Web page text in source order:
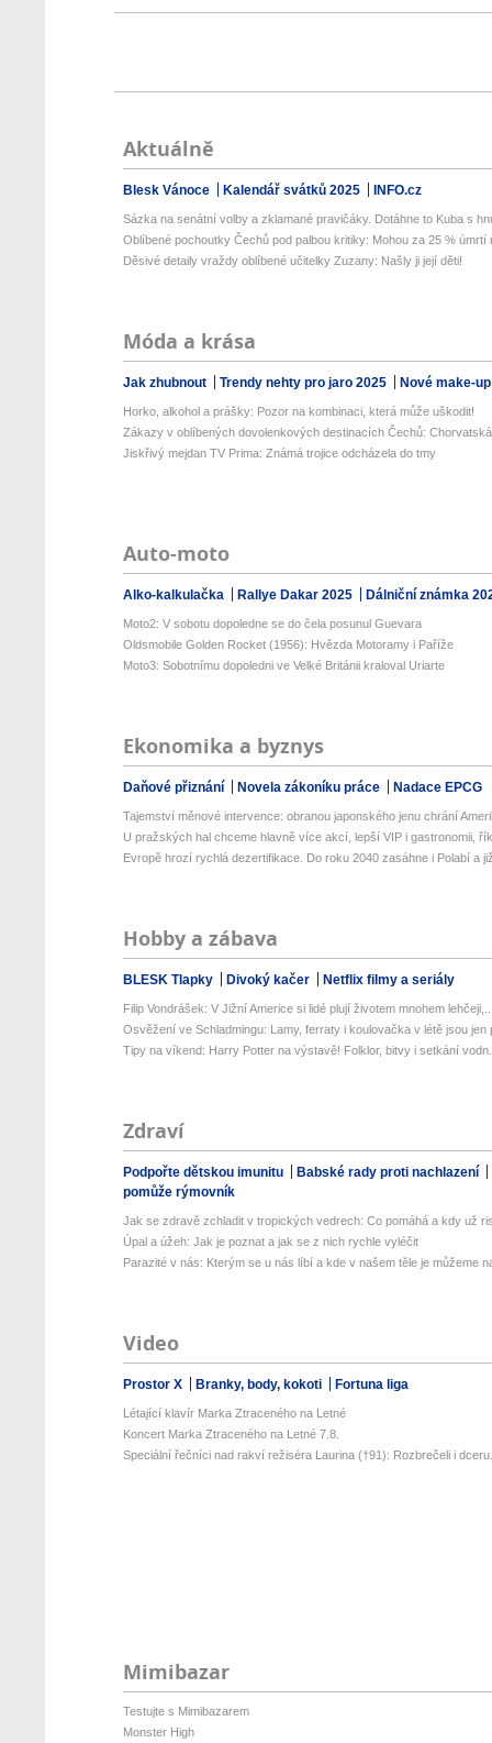
Aktuálně
Blesk Vánoce Kalendář svátků 2025 INFO.cz
Sázka na senátní volby a zklamané pravičáky. Dotáhne to Kuba s
Oblíbené pochoutky Čechů pod palbou kritiky: Mohou za 25 % úmrtí
Děsivé detaily vraždy oblíbené učitelky Zuzany: Našly ji její děti!
Móda a krása
Jak zhubnout Trendy nehty pro jaro 2025 Nové make-
Horko, alkohol a prášky: Pozor na kombinaci, která může uškodit!
Zákazy v oblíbených dovolenkových destinacích Čechů:
Jiskřivý mejdan TV Prima: Známá trojice odcházela do tmy
Auto-moto
Alko-kalkulačka Rallye Dakar 2025 Dálniční známka
Moto2: V sobotu dopoledne se do čela posunul Guevara
Oldsmobile Golden Rocket (1956): Hvězda Motoramy i Paříže
Moto3: Sobotnímu dopoledni ve Velké Británii kraloval Uriarte
Ekonomika a byznys
Daňové přiznání Novela zákoníku práce Nadace EPCG
Tajemství měnové intervence: obranou japonského jenu chrání
U pražských hal chceme hlavně více akcí, lepší VIP i gastronomii,
Evropě hrozí rychlá dezertifikace. Do roku 2040 zasáhne i Polabí a
Hobby a zábava
BLESK Tlapky Divoký kačer Netflix filmy a seriály
Filip Vondrášek: V Jižní Americe si lidé plují životem mnohem
Osvěžení ve Schladmingu: Lamy, ferraty i koulovačka v létě jsou jen
Tipy na víkend: Harry Potter na výstavě! Folklor, bitvy i setkání
Zdraví
Podpořte dětskou imunitu
Babské rady proti nachlazení
pomůže rýmovník
Jak se zdravě zchladit v tropických vedrech: Co pomáhá a kdy už
Úpal a úžeh: Jak je poznat a jak se z nich rychle vyléčit
Parazité v nás: Kterým se u nás líbí a kde v našem těle je můžeme
Video
Prostor X Branky, body, kokoti Fortuna liga
Létající klavír Marka Ztraceného na Letné
Koncert Marka Ztraceného na Letné 7.8.
Speciální řečníci nad rakví režiséra Laurina (†91): Rozbrečeli i
Mimibazar
Testujte s Mimibazarem
Monster High